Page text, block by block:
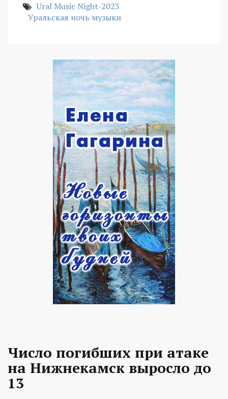
Ural Music Night-2023
Уральская ночь музыки
Число погибших при атаке
на Нижнекамск выросло до
13